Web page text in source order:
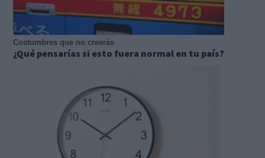
Costumbres que no creerás
¿Qué pensarías si esto fuera normal en tu país?